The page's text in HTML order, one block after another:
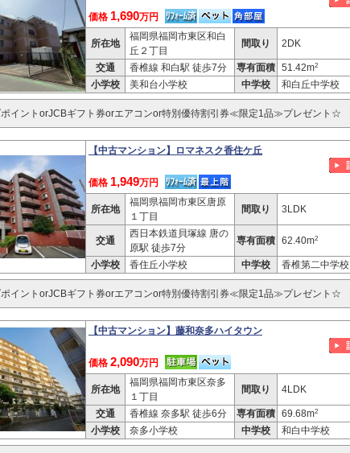
価格 1,690万円
所在地
福岡県福岡市東区和白
丘２丁目
間取り 2DK
交通 香椎線 和白駅 徒歩7分 専有面積 51.42m2
小学校 美和台小学校 中学校 和白丘中学校
イントorJCBギフト券orエアコンor特別優待割引券≪限定1品≫プレゼント☆
【中古マンション】ロマネスク香住ケ丘
価格 1,949万円
所在地
福岡県福岡市東区唐原
１丁目
間取り 3LDK
交通
西日本鉄道貝塚線 唐の
原駅 徒歩7分
専有面積 62.40m2
小学校 香住丘小学校 中学校 香椎第二中学校
イントorJCBギフト券orエアコンor特別優待割引券≪限定1品≫プレゼント☆
【中古マンション】藤和奈多ハイタウン
価格 2,090万円
所在地
福岡県福岡市東区奈多
１丁目
間取り 4LDK
交通 香椎線 奈多駅 徒歩6分 専有面積 69.68m2
小学校 奈多小学校 中学校 和白中学校